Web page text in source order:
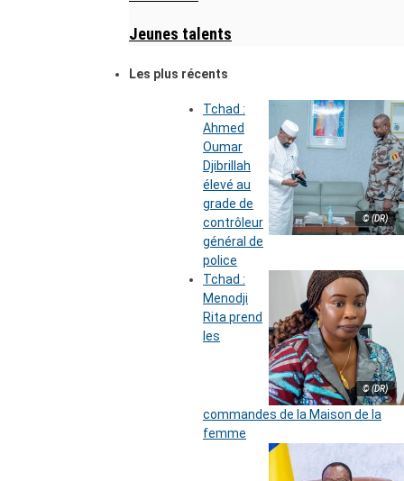
Jeunes talents
Les plus récents
© (DR)
Tchad :
Ahmed
Oumar
Djibrillah
élevé au
grade de
contrôleur
général de
police
© (DR)
Tchad :
Menodji
Rita prend
les
commandes de la Maison de la
femme